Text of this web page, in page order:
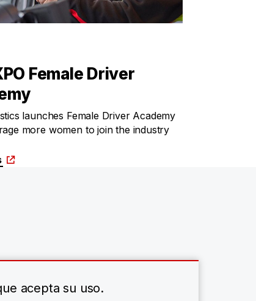
Female Driver
launches Female Driver Academy
more women to join the industry
acepta su uso.